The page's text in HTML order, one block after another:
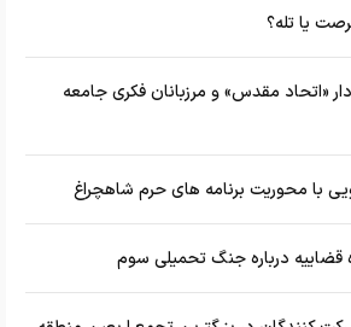
یا تله؟
«اتحاد مقدس» و مرزبانان فکری جامعه
با محوریت برنامه های حرم شاهچراغ